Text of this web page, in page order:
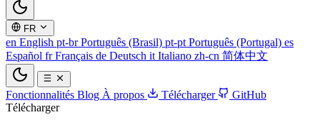
FR
en English pt-brPortuguês (Brasil) pt-pt Português (Portugal) es
Español frFrançais de Deutsch it Italiano zh-cn 简体中文
Fonctionnalités Blog À propos Télécharger
GitHub
Télécharger